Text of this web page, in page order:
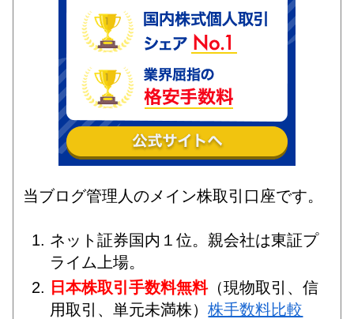
当ブログ管理人のメイン株取引口座です。
ネット証券国内１位。親会社は東証プ
ライム上場。
日本株取引手数料無料（現物取引、信
用取引、単元未満株）株手数料比較